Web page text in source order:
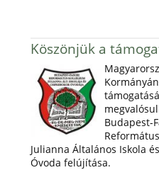
Köszönjük a
Budapest-
Julianna Általános Iskola
Óvoda felújítása.